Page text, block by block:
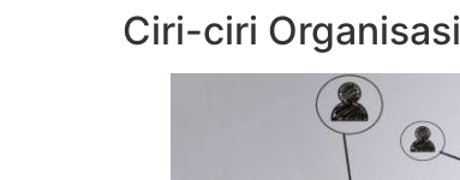
Ciri-ciri Organisasi